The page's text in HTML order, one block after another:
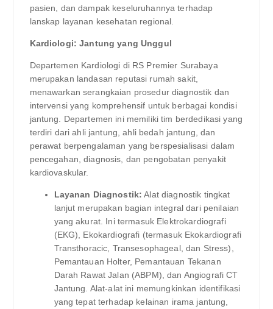
pasien, dan dampak keseluruhannya terhadap
lanskap layanan kesehatan regional.
Kardiologi: Jantung yang Unggul
Departemen Kardiologi di RS Premier Surabaya
merupakan landasan reputasi rumah sakit,
menawarkan serangkaian prosedur diagnostik dan
intervensi yang komprehensif untuk berbagai kondisi
jantung. Departemen ini memiliki tim berdedikasi yang
terdiri dari ahli jantung, ahli bedah jantung, dan
perawat berpengalaman yang berspesialisasi dalam
pencegahan, diagnosis, dan pengobatan penyakit
kardiovaskular.
Layanan Diagnostik: Alat diagnostik tingkat
lanjut merupakan bagian integral dari penilaian
yang akurat. Ini termasuk Elektrokardiografi
(EKG), Ekokardiografi (termasuk Ekokardiografi
Transthoracic, Transesophageal, dan Stress),
Pemantauan Holter, Pemantauan Tekanan
Darah Rawat Jalan (ABPM), dan Angiografi CT
Jantung. Alat-alat ini memungkinkan identifikasi
yang tepat terhadap kelainan irama jantung,